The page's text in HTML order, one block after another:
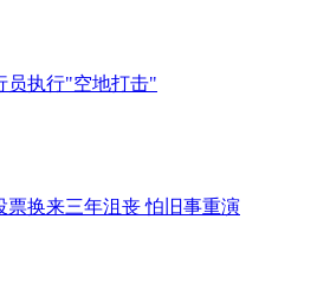
员执行"空地打击"
票换来三年沮丧 怕旧事重演